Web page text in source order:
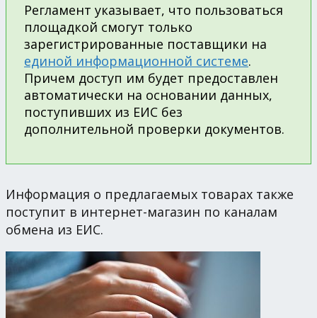
Регламент указывает, что пользоваться
площадкой смогут только
зарегистрированные поставщики на
единой информационной системе.
Причем доступ им будет предоставлен
автоматически на основании данных,
поступивших из ЕИС без
дополнительной проверки документов.
Информация о предлагаемых товарах также
поступит в интернет-магазин по каналам
обмена из ЕИС.